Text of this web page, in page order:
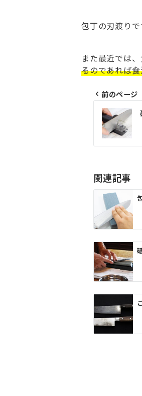
包丁の刃渡りで
また最近では
るのであれば
投
稿
ナ
ゲ
ー
シ
ョ
ン
前のページ
関連記事